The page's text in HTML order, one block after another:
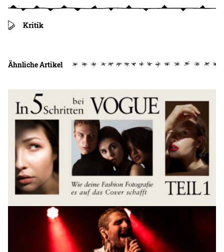
Kritik
Ähnliche Artikel